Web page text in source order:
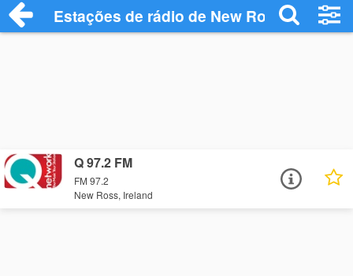
Estações de rádio de New Ross - Ouça
Q 97.2 FM
FM 97.2
New Ross, Ireland